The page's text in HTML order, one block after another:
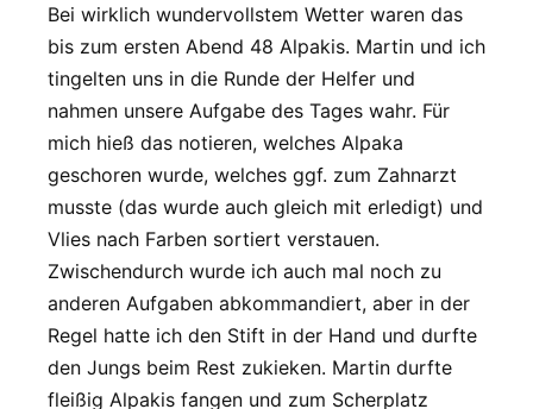
Bei wirklich wundervollstem Wetter waren das
bis zum ersten Abend 48 Alpakis. Martin und ich
tingelten uns in die Runde der Helfer und
nahmen unsere Aufgabe des Tages wahr. Für
mich hieß das notieren, welches Alpaka
geschoren wurde, welches ggf. zum Zahnarzt
musste (das wurde auch gleich mit erledigt) und
Vlies nach Farben sortiert verstauen.
Zwischendurch wurde ich auch mal noch zu
anderen Aufgaben abkommandiert, aber in der
Regel hatte ich den Stift in der Hand und durfte
den Jungs beim Rest zukieken. Martin durfte
fleißig Alpakis fangen und zum Scherplatz